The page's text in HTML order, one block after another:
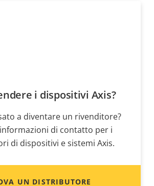
i dispositivi Axis?
a diventare un rivenditore?
di contatto per i
di dispositivi e sistemi Axis.
UN DISTRIBUTORE